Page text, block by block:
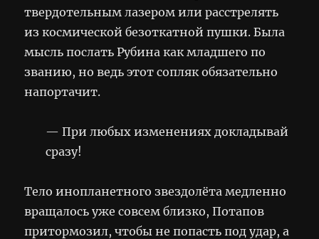
твердотельным лазером или расстрелять
из космической безоткатной пушки. Была
мысль послать Рубина как младшего по
званию, но ведь этот сопляк обязательно
напортачит.
— При любых изменениях докладывай
сразу!
Тело инопланетного звездолёта медленно
вращалось уже совсем близко, Потапов
притормозил, чтобы не попасть под удар, а